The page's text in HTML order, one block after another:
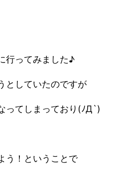
行ってみました♪
としていたのですが
ってしまっており(ﾉД`)
う！ということで